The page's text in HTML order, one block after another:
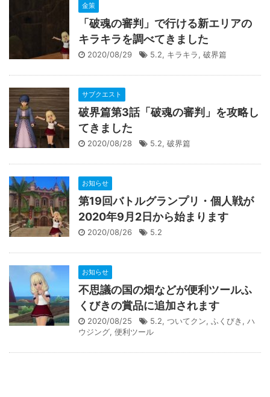
金策
「破魂の審判」で行ける新エリアの
キラキラを調べてきました
2020/08/29 5.2, キラキラ, 破界篇
サブクエスト
破界篇第3話「破魂の審判」を攻略し
てきました
2020/08/28 5.2, 破界篇
お知らせ
第19回バトルグランプリ・個人戦が
2020年9月2日から始まります
2020/08/26 5.2
お知らせ
不思議の国の畑などが便利ツールふ
くびきの賞品に追加されます
2020/08/25 5.2, ついてクン, ふくびき , ハ
ウジング, 便利ツール